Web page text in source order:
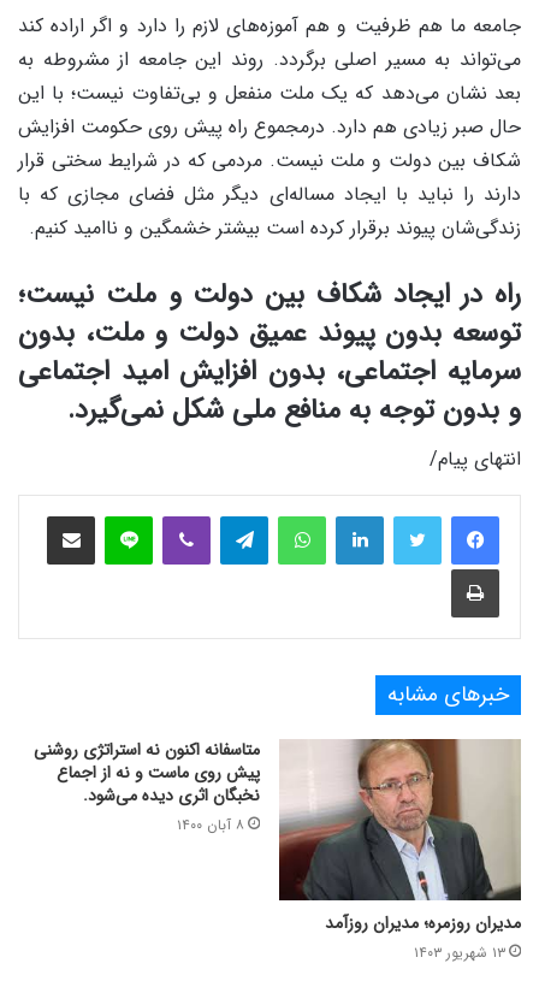
جامعه ما هم ظرفیت و هم آموزه‌های لازم را دارد و اگر اراده کند
می‌تواند به مسیر اصلی برگردد. روند این جامعه از مشروطه به
بعد نشان می‌دهد که یک ملت منفعل و بی‌تفاوت نیست؛ با این
حال صبر زیادی هم دارد. درمجموع راه پیش روی حکومت افزایش
شکاف بین دولت و ملت نیست. مردمی که در شرایط سختی قرار
دارند را نباید با ایجاد مساله‌ای دیگر مثل فضای مجازی که با
زندگی‌شان پیوند برقرار کرده است بیشتر خشمگین و ناامید کنیم.
راه در ایجاد شکاف بین دولت و ملت نیست؛
توسعه بدون پیوند عمیق دولت و ملت، بدون
سرمایه اجتماعی، بدون افزایش امید اجتماعی
و بدون توجه به منافع ملی شکل نمی‌گیرد.
انتهای پیام/
فیس بوک لینکدین واتس آپ لاین
چاپ
خبرهای مشابه
مدیران روزمره؛ مدیران روزآمد
۱۳ شهریور ۱۴۰۳
متاسفانه اکنون نه استراتژی روشنی
پیش روی ماست و نه از اجماع
نخبگان اثری دیده می‌شود.
۸ آبان ۱۴۰۰